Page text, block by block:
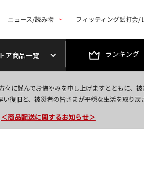
ニュース/読み物 フィッティング試打会/
ア商品一覧 ランキング
に謹んでお悔やみを申し上げますとともに、
復旧と、被災者の皆さまが平穏な生活を取り戻
＜商品配送に関するお知らせ＞
＜夏季休暇中のご注文・発送・お問い合わせ＞